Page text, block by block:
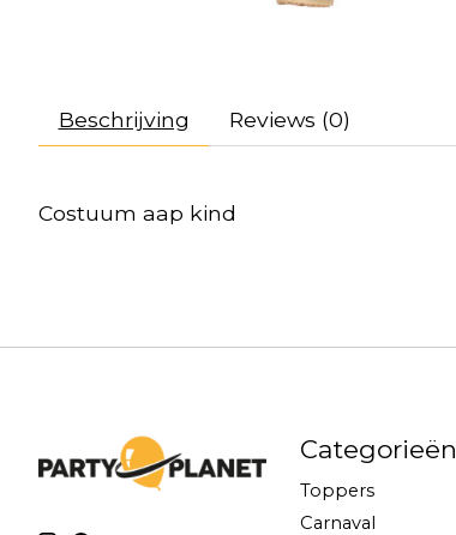
Beschrijving Reviews (0)
Costuum aap kind
Categorieën
Toppers
Carnaval